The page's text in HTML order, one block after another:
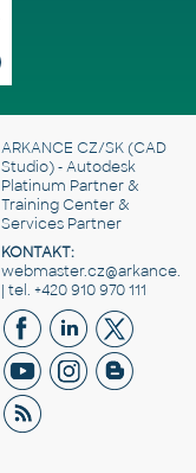
ARKANCE CZ/SK(CAD
Studio) - Autodesk
Platinum Partner &
Training Center &
Services Partner
KONTAKT:
| tel. +420 910 970 111